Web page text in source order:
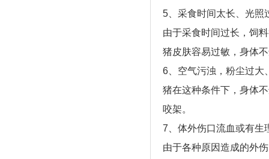
5、采食时间太长、光照
由于采食时间过长，饲
猪皮肤容易过敏，身体
6、空气污浊，粉尘过大
猪在这种条件下，身体
咬架。
7、体外伤口流血或有生
由于各种原因造成的外